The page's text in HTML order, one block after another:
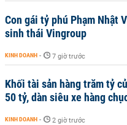
Con gái tỷ phú Phạm Nhật
sinh thái Vingroup
KINH DOANH - 7 giờ trước
Khối tài sản hàng trăm tỷ
50 tỷ, dàn siêu xe hàng
KINH DOANH - 2 giờ trước